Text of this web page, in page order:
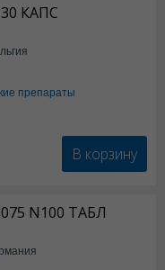
КАПС
препараты
В корзину
N100 ТАБЛ